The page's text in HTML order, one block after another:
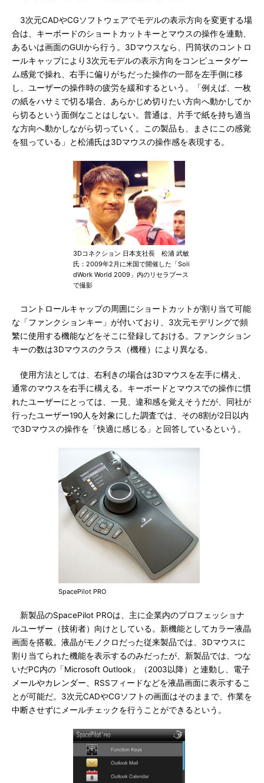
3次元CADやCGソフトウェアでモデルの表示方向を変更する場
合は、キーボードのショートカットキーとマウスの操作を連動、
あるいは画面のGUIから行う。3Dマウスなら、円筒状のコントロ
ールキャップにより3次元モデルの表示方向をコンピュータゲー
ム感覚で操れ、右手に偏りがちだった操作の一部を左手側に移
し、ユーザーの操作時の疲労を緩和するという。「例えば、一枚
の紙をハサミで切る場合、あらかじめ切りたい方向へ動かしてか
ら切るという面倒なことはしない。普通は、片手で紙を持ち適当
な方向へ動かしながら切っていく。この製品も、まさにこの感覚
を狙っている」と松浦氏は3Dマウスの操作感を表現する。
3Dコネクション 日本支社長 松浦 武敏
氏：2009年2月に米国で開催した「Soli
dWork World 2009」内のリセラブース
で撮影
コントロールキャップの周囲にショートカットが割り当て可能
な「ファンクションキー」が付いており、3次元モデリングで頻
繁に使用する機能などをそこに登録しておける。ファンクション
キーの数は3Dマウスのクラス（機種）により異なる。
使用方法としては、右利きの場合は3Dマウスを左手に構え、
通常のマウスを右手に構える。キーボードとマウスでの操作に慣
れたユーザーにとっては、一見、違和感を覚えそうだが、同社が
行ったユーザー190人を対象にした調査では、その8割が2日以内
で3Dマウスの操作を「快適に感じる」と回答しているという。
SpacePilot PRO
新製品のSpacePilot PROは、主に企業内のプロフェッショナ
ルユーザー（技術者）向けとしている。新機能としてカラー液晶
画面を搭載。液晶がモノクロだった従来製品では、3Dマウスに
割り当てられた機能を表示するのみだったが、新製品では、つな
いだPC内の「Microsoft Outlook」（2003以降）と連動し、電子
メールやカレンダー、RSSフィードなどを液晶画面に表示するこ
とが可能だ。3次元CADやCGソフトの画面はそのままで、作業を
中断させずにメールチェックを行うことができるという。